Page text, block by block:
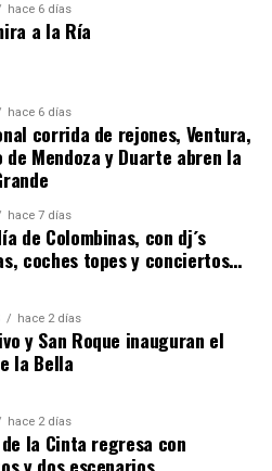
2026
FIESTAS COLOMBINAS
hace 6 días
a la Ría
hace 6 días
corrida de rejones, Ventura,
de Mendoza y Duarte abren la
hace 7 días
de Colombinas, con dj´s
coches topes y conciertos…
hace 2 días
y San Roque inauguran el
la Bella
hace 2 días
la Cinta regresa con
y dos escenarios